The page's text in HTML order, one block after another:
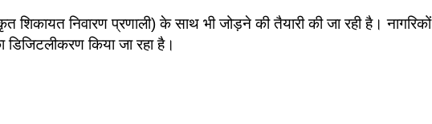
निवारण प्रणाली) के साथ भी जोड़ने की तैयारी की जा रही है। नागरिकों
किया जा रहा है।